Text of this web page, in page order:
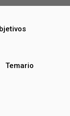
Temario